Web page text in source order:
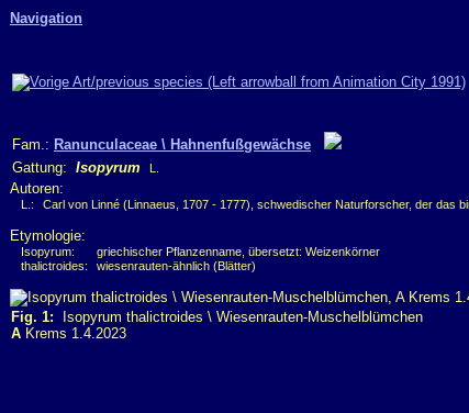
Navigation
Fam.: Ranunculaceae \ Hahnenfußgewächse
Gattung: Isopyrum L.
Autoren:
L.: Carl von Linné (Linnaeus, 1707 - 1777), schwedischer Naturforscher, der das
Etymologie:
Isopyrum:
griechischer Pflanzenname, übersetzt: Weizenkörner
thalictroides:
wiesenrauten-ähnlich (Blätter)
Fig. 1: Isopyrum thalictroides \ Wiesenrauten-Muschelblümchen
A Krems 1.4.2023